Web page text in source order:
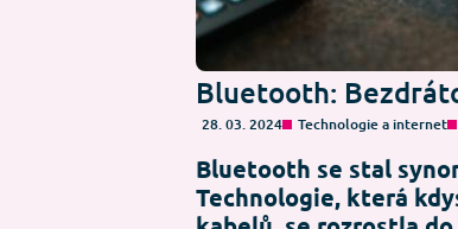
Bluetooth:
28. 03. 2024 Technologie a internet
Bluetooth se stal
Technologie, která